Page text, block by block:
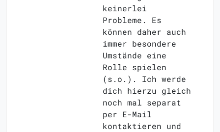
keinerlei
Probleme. Es
können daher auch
immer besondere
Umstände eine
Rolle spielen
(s.o.). Ich werde
dich hierzu gleich
noch mal separat
per E-Mail
kontaktieren und